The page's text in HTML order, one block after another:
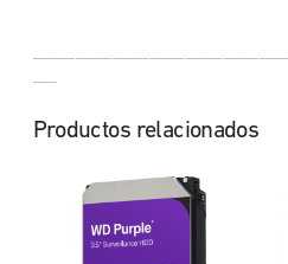
Productos relacionados